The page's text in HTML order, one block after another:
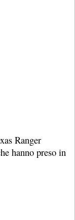
Ranger
hanno preso in